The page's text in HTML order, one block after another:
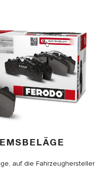
auf die Fahrzeughersteller